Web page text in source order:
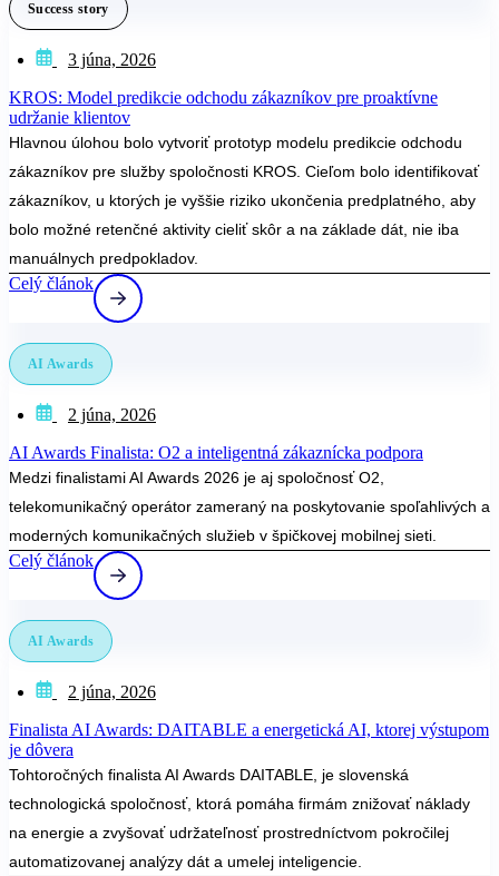
Success story
3 júna, 2026
KROS: Model predikcie odchodu zákazníkov pre proaktívne
udržanie klientov
Hlavnou úlohou bolo vytvoriť prototyp modelu predikcie odchodu
zákazníkov pre služby spoločnosti KROS. Cieľom bolo identifikovať
zákazníkov, u ktorých je vyššie riziko ukončenia predplatného, aby
bolo možné retenčné aktivity cieliť skôr a na základe dát, nie iba
manuálnych predpokladov.
Celý článok
AI Awards
2 júna, 2026
AI Awards Finalista: O2 a inteligentná zákaznícka podpora
Medzi finalistami AI Awards 2026 je aj spoločnosť O2,
telekomunikačný operátor zameraný na poskytovanie spoľahlivých a
moderných komunikačných služieb v špičkovej mobilnej sieti.
Celý článok
AI Awards
2 júna, 2026
Finalista AI Awards: DAITABLE a energetická AI, ktorej výstupom
je dôvera
Tohtoročných finalista AI Awards DAITABLE, je slovenská
technologická spoločnosť, ktorá pomáha firmám znižovať náklady
na energie a zvyšovať udržateľnosť prostredníctvom pokročilej
automatizovanej analýzy dát a umelej inteligencie.